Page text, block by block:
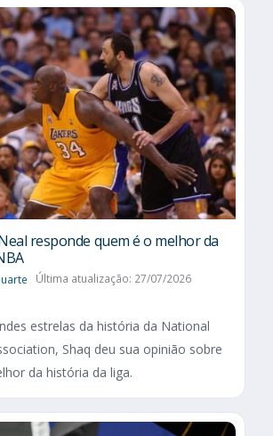
responde quem é o melhor da
Última atualização: 27/07/2026
estrelas da história da National
Shaq deu sua opinião sobre
da história da liga.